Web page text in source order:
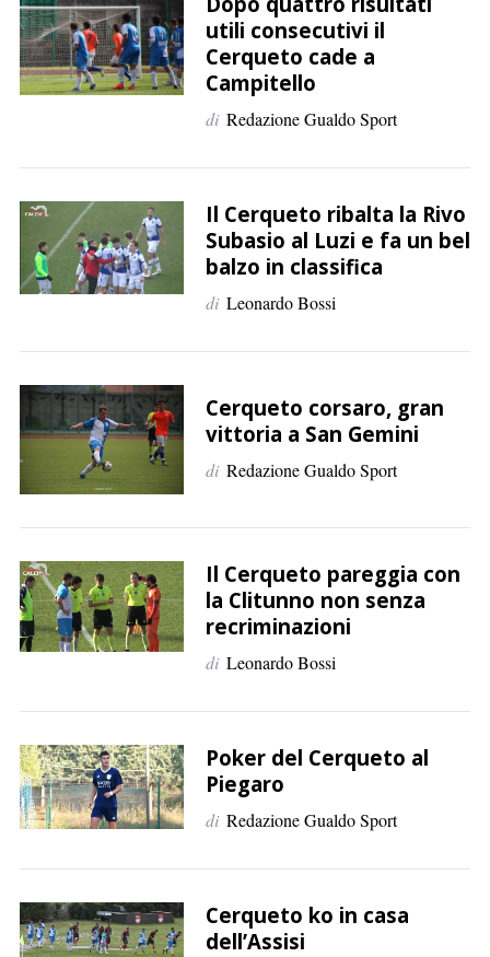
e
r
:
utili consecutivi il
Cerqueto cade a
Campitello
di Redazione Gualdo Sport
Il Cerqueto ribalta la Rivo
Subasio al Luzi e fa un bel
balzo in classifica
di Leonardo Bossi
Cerqueto corsaro, gran
vittoria a San Gemini
di Redazione Gualdo Sport
Il Cerqueto pareggia con
la Clitunno non senza
recriminazioni
di Leonardo Bossi
Poker del Cerqueto al
Piegaro
di Redazione Gualdo Sport
Cerqueto ko in casa
dell’Assisi